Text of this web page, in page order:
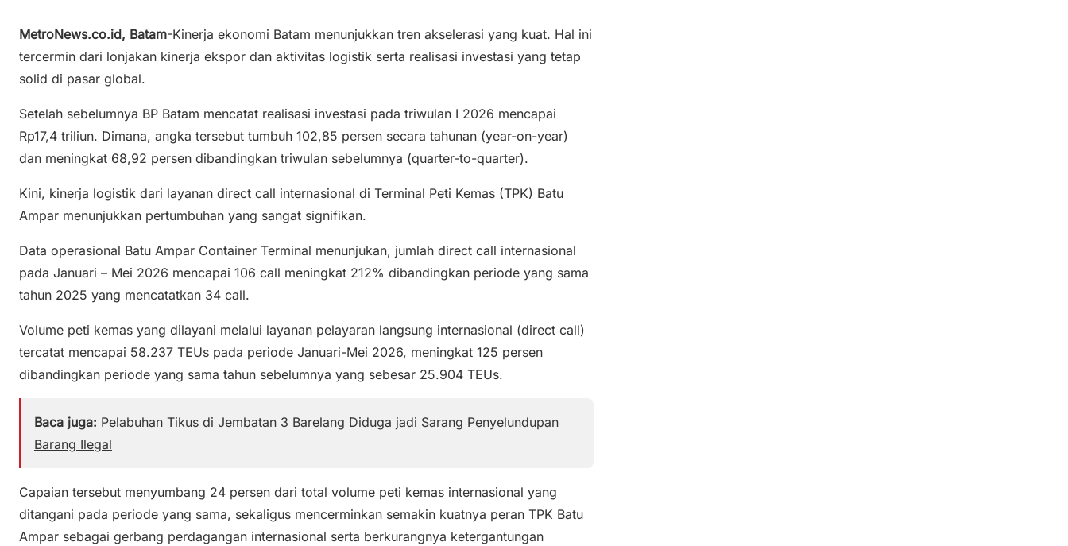
MetroNews.co.id, Batam-Kinerja ekonomi Batam menunjukkan tren akselerasi yang kuat. Hal ini
tercermin dari lonjakan kinerja ekspor dan aktivitas logistik serta realisasi investasi yang tetap
solid di pasar global.
Setelah sebelumnya BP Batam mencatat realisasi investasi pada triwulan I 2026 mencapai
Rp17,4 triliun. Dimana, angka tersebut tumbuh 102,85 persen secara tahunan (year-on-year)
dan meningkat 68,92 persen dibandingkan triwulan sebelumnya (quarter-to-quarter).
Kini, kinerja logistik dari layanan direct call internasional di Terminal Peti Kemas (TPK) Batu
Ampar menunjukkan pertumbuhan yang sangat signifikan.
Data operasional Batu Ampar Container Terminal menunjukan, jumlah direct call internasional
pada Januari – Mei 2026 mencapai 106 call meningkat 212% dibandingkan periode yang sama
tahun 2025 yang mencatatkan 34 call.
Volume peti kemas yang dilayani melalui layanan pelayaran langsung internasional (direct call)
tercatat mencapai 58.237 TEUs pada periode Januari-Mei 2026, meningkat 125 persen
dibandingkan periode yang sama tahun sebelumnya yang sebesar 25.904 TEUs.
Baca juga: Pelabuhan Tikus di Jembatan 3 Barelang Diduga jadi Sarang Penyelundupan
Barang Ilegal
Capaian tersebut menyumbang 24 persen dari total volume peti kemas internasional yang
ditangani pada periode yang sama, sekaligus mencerminkan semakin kuatnya peran TPK Batu
Ampar sebagai gerbang perdagangan internasional serta berkurangnya ketergantungan